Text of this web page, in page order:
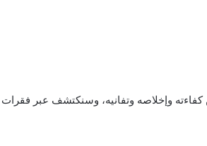
وإخلاصه وتفانيه، وسنكتشف عبر فقرات